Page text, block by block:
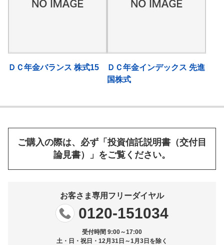
ＤＣ年金バランス 株式15
ＤＣ年金インデックス 先進
国株式
ご購入の際は、必ず「投資信託説明書（交付目
論見書）」をご覧ください。
お客さま専用フリーダイヤル
0120-151034
受付時間 9:00～17:00
土・日・祝日・12月31日～1月3日を除く